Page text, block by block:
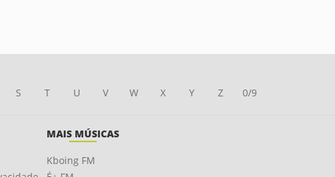
S T U V W X Y Z 0/9
MAIS MÚSICAS
Kboing FM